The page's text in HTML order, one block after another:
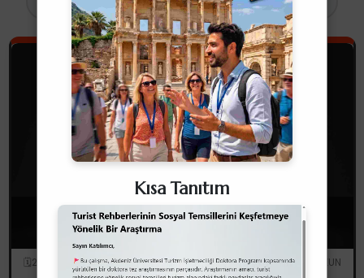
Turist Rehberliği
6326 Sayılı Turist Rehberliği Meslek Kanunu
Değişikliğine İlişkin Önerilerim
🗓️28.04.2026 ✏️Serdar UZUN
Kısa Tanıtım